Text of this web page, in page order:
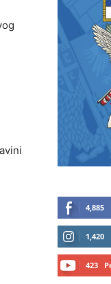
4,885
1,420
423